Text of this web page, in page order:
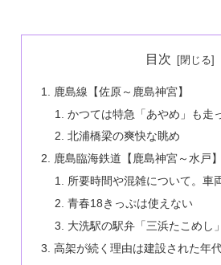
目次
鹿島線【佐原～鹿島神宮】
かつては特急「あやめ」も走
北浦橋梁の爽快な眺め
鹿島臨海鉄道【鹿島神宮～水戸】
所要時間や混雑について。車
青春18きっぷは使えない
大洗駅の駅弁「三浜たこめし」
高架が続く理由は建設された年